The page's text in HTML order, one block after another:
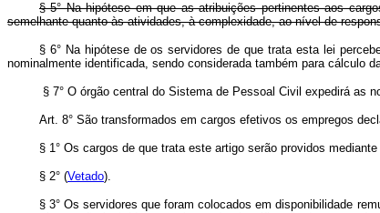
§ 5° Na hipótese em que as atribuições pertinentes aos
semelhante quanto às atividades, à complexidade, ao nível de
§ 6° Na hipótese de os servidores de que trata esta lei
nominalmente identificada, sendo considerada também para cálculo
§ 7° O órgão central do Sistema de Pessoal Civil expedirá as
Art. 8° São transformados em cargos efetivos os empregos
§ 1° Os cargos de que trata este artigo serão providos
§ 2° (Vetado).
§ 3° Os servidores que foram colocados em disponibilidade